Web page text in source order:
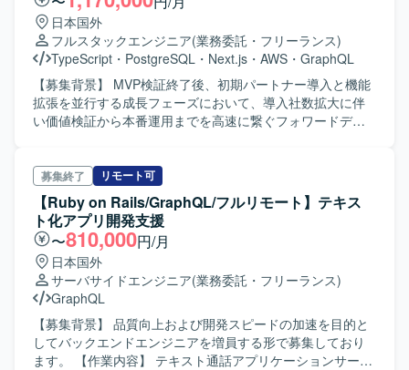
ClaudeやChatGPT、CursorなどのAIツールを活用した開発
スタイルを実践できるため、生産性の高い開発経験を積む
ことができます。事業KPIに直結する機能開発を通じて、技
術だけでなくビジネスインパクトも感じながら働くことが
できます。 【開発環境】 言語・フレームワークはLaravel
11 / 12、React、Vue、TypeScriptなどを用いています。API
はRESTおよびGraphQLを採用し、インフラはクラウド基盤
上で非同期処理やバッチ処理を行っています。AIツールと
Copilotなどを活用し、Git（Amazon SES連携）、Slackなど
のツールを利用しています。
をしっかり取れる方を求めています。 ロジカルシンキング
に長け、自ら率先して問題提起や課題解決に向けたアクシ
ョンができる方を歓迎します。 大規模ECサービスのシステ
ム構築に興味を持ち、継続的な改善に前向きに取り組める
方を求めています。 【ポジションの魅力】 国内最大級規模
のECカートサービスの開発・運用に携わることで、大規模
トラフィックや高い可用性が求められるシステムの経験を
タックを用いた開発経験を得ることができます。 生成AIツ
ールを活用した生産性向上や業務改善に取り組む環境で、
最新技術の活用スキルを高めることができます。 【開発環
境】 主な技術として、Go、PHP、GraphQL、gRPC、
Vue、AWS、Aurora(MySQL)などを利用しています。 開発
ツールはGitHub、各種IDE、Docker、生成AIツールなどを
利用しています。 プロジェクト管理にはGitHubおよび
Redmineを利用しています。
日本国外
フルスタックエンジニア(業務委託・フリーランス)
TypeScript ・ PostgreSQL ・ Next.js ・ AWS ・ GraphQL
【募集背景】 MVP検証終了後、初期パートナー導入と機能
拡張を並行する成長フェーズにおいて、導入社数拡大に伴
い価値検証から本番運用までを高速に繋ぐフォワードデプ
連のプロセスを担当していただきます。実運用ワークフロ
ーの文書化およびエージェントやタスク定義への落とし込
み、Evalsの作成と品質計測、ログやプロンプトデータの分
析・改善も行っていただきます。また、内製ツールやスク
リプト作成による反復作業の自動化、SDKおよび開発者ド
キュメントの改善（顧客フィードバックの反映）にも取り
組んでいただきます。 【求める人物像】 最短で価値を届け
る実行力があり、学びをテンプレートや仕組みに還元でき
る方を求めております。顧客価値とプロダクト進化を直結
させる思考を持ち、変化を楽しみながら学習ループを高速
化できる方、周囲を巻き込みながら推進できる方を歓迎い
募集終了 リモート可
【Ruby on Rails/GraphQL/フルリモート】テキス
ト化アプリ開発支援
〜810,000円/月
日本国外
サーバサイドエンジニア(業務委託・フリーランス)
GraphQL
【募集背景】 品質向上および開発スピードの加速を目的と
してバックエンドエンジニアを増員する形で募集しており
ます。 【作業内容】 テキスト通話アプリケーションサービ